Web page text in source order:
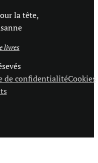
la tête,
livres
de confidentialitéCookies